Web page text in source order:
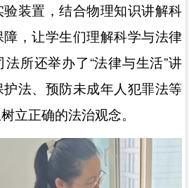
装置，结合物理知识讲解科
，让学生们理解科学与法律
法所还举办了“法律与生活”讲
法、预防未成年人犯罪法等
立正确的法治观念。